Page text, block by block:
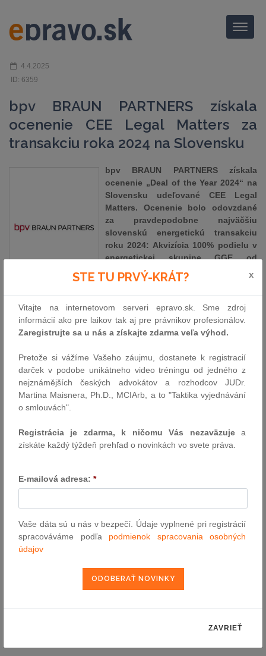
Menu
4.4.2025
ID: 6359
bpv BRAUN PARTNERS získala
ocenenie CEE Legal Matters za
transakciu roka 2024 na Slovensku
bpv BRAUN PARTNERS získala
ocenenie „Deal of the Year 2024“ na
Slovensku udeľované CEE Legal
Matters. Ocenenie bolo odovzdané
za pravdepodobne najväčšiu
slovenskú energetickú transakciu
roku 2024: Akvizícia 100% podielu v
energetickej skupine GGE od
investičnej skupiny Infracapital.
Slávnostné odovzdávanie cien sa
Prahe, kde sa zišli poprední právnici
a advokátske kancelárie z celej strednej a východnej Európy.
uviedol:"Je to veľký úspech pre nás v bpv BRAUN PARTNERS a
pre celý náš tím – veľká vďaka patrí Igorovi Augustiničovi,
Ondrejovi Poništiakovi, Pavlovi Vintrovi, Ivane Horákovej, Davidovi
Plevkovi, Jurajovi Gazdovi, Zuzane Dzilskej a Monike Kardošovej.
Sme hrdí na to, že naša práca bola ocenená - je to dôkaz nášho
torte pri oslave 15 rokov našej bratislavskej kancelárie – bez
ktorej by táto transakcia nebola možná. Ďakujem tiež Robovi
transakcia posledných rokov."
© EPRAVO.SK – Zbierka zákonov, judikatúra, právo |
STE TU PRVÝ-KRÁT? x
Vitajte na internetovom serveri epravo.sk. Sme zdroj
informácií ako pre laikov tak aj pre právnikov profesionálov.
Zaregistrujte sa u nás a získajte zdarma veľa výhod.
Pretože si vážíme Vašeho záujmu, dostanete k registracií
darček v podobe unikátneho video tréningu od jedného z
nejznámějších českých advokátov a rozhodcov JUDr.
Martina Maisnera, Ph.D., MCIArb, a to "Taktika vyjednávání
o smlouvách".
Registrácia je zdarma, k ničomu Vás nezaväzujea
získáte každý týždeň prehľad o novinkách vo svete práva.
E-mailová adresa: *
Vaše dáta sú u nás v bezpečí. Údaje vyplnené pri registrácií
spracováváme podľa podmienok spracovania osobných
údajov
ZAVRIEŤ